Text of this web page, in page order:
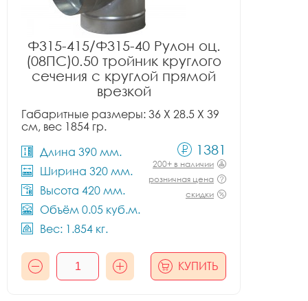
Ф315-415/Ф315-40 Рулон оц.
(08ПС)0.50 тройник круглого
сечения с круглой прямой
врезкой
Габаритные размеры: 36 X 28.5 X 39
см, вес 1854 гр.
Длина 390 мм.
Ширина 320 мм.
Высота 420 мм.
Объём 0.05 куб.м.
Вес: 1.854 кг.
1381
200+ в наличии
розничная цена
скидки
КУПИТЬ